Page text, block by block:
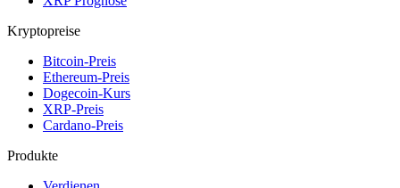
Kryptopreise
Bitcoin-Preis
Ethereum-Preis
Dogecoin-Kurs
XRP-Preis
Cardano-Preis
Produkte